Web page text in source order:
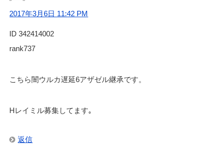
2017年3月6日 11:42 PM
ID 342414002
rank737
こちら闇ウルカ遅延6アザゼル継承です。
Hレイミル募集してます｡
返信